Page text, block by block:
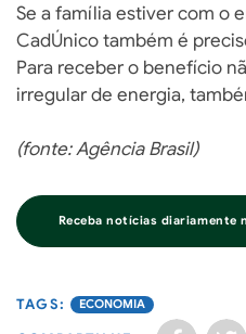
Se a família estiver com o
CadÚnico também é
Para receber o benefício
irregular de energia,
(fonte: Agência Brasil)
Receba notícias diariamente
ECONOMIA